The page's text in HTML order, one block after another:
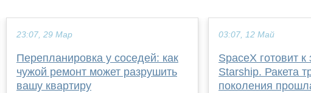
23:07, 29 Мар
Перепланировка у соседей: как
чужой ремонт может разрушить
вашу квартиру
03:07, 12 Май
SpaceX готовит к
Starship. Ракета
поколения